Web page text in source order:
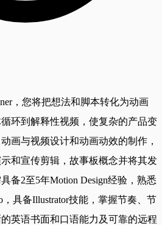
，您将把想法和脚本转化为动画
环到解释性视频，使复杂的产品变
画与视频设计和动画动效的制作，
和宣传剪辑，故事板概念并将其发
备2至5年Motion Design经验，熟悉
，具备Illustrator技能，掌握节奏、节
英语书面和口语能力及可靠的远程